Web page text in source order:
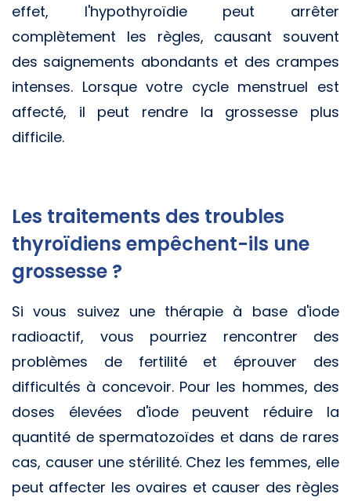
effet, l'hypothyroïdie peut arrêter
complètement les règles, causant souvent
des saignements abondants et des crampes
intenses. Lorsque votre cycle menstruel est
affecté, il peut rendre la grossesse plus
difficile.
Les traitements des troubles
thyroïdiens empêchent-ils une
grossesse ?
Si vous suivez une thérapie à base d'iode
radioactif, vous pourriez rencontrer des
problèmes de fertilité et éprouver des
difficultés à concevoir. Pour les hommes, des
doses élevées d'iode peuvent réduire la
quantité de spermatozoïdes et dans de rares
cas, causer une stérilité. Chez les femmes, elle
peut affecter les ovaires et causer des règles